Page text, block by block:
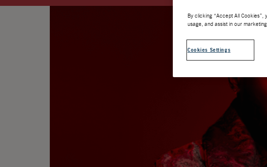
By clicking “Accept All
usage, and assist in our
Cookies Settings